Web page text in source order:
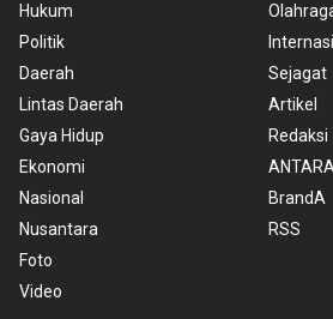
Hukum
Politik
Daerah
Lintas Daerah
Gaya Hidup
Ekonomi
Nasional
Nusantara
Foto
Video
Sejagat
Artikel
Redaksi
BrandA
RSS